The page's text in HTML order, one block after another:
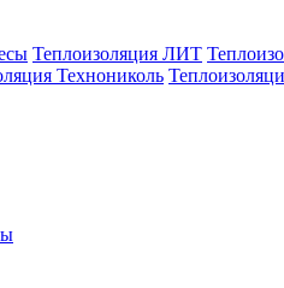
Теплоизоляция ЛИТ
Технониколь